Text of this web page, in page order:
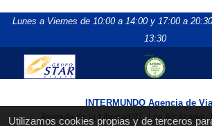
Utilizamos cookies propias y de terceros
Lunes a Viernes de 10:00 a 14:00 y 17:00 a
13:30
INTERMUNDO Agencia de
Avenida de la Libertad 81, Los Alcázares